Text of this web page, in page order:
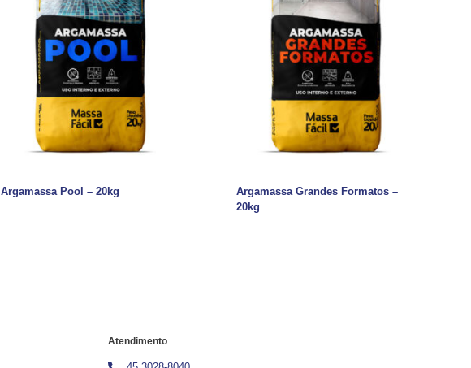
Argamassa Pool – 20kg
Argamassa Grandes Formatos –
20kg
Atendimento